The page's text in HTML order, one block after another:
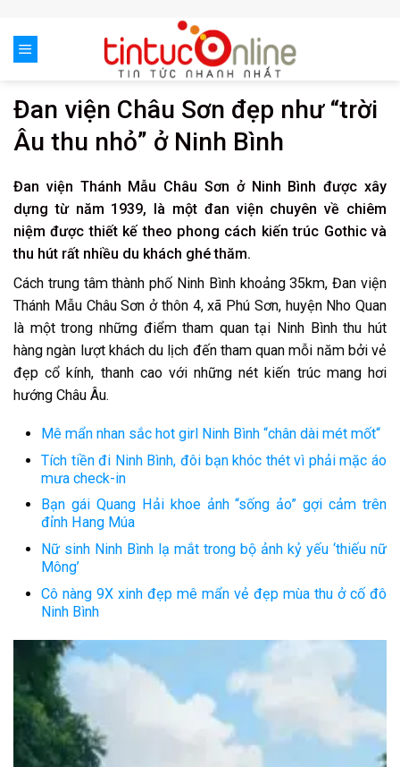
content
Đan viện Châu Sơn đẹp như “trời
Âu thu nhỏ” ở Ninh Bình
Đan viện Thánh Mẫu Châu Sơn ở Ninh Bình được xây
dựng từ năm 1939, là một đan viện chuyên về chiêm
niệm được thiết kế theo phong cách kiến trúc Gothic và
thu hút rất nhiều du khách ghé thăm.
Cách trung tâm thành phố Ninh Bình khoảng 35km, Đan viện
Thánh Mẫu Châu Sơn ở thôn 4, xã Phú Sơn, huyện Nho Quan
là một trong những điểm tham quan tại Ninh Bình thu hút
hàng ngàn lượt khách du lịch đến tham quan mỗi năm bởi vẻ
đẹp cổ kính, thanh cao với những nét kiến trúc mang hơi
hướng Châu Âu.
Mê mẩn nhan sắc hot girl Ninh Bình “chân dài mét mốt“
Tích tiền đi Ninh Bình, đôi bạn khóc thét vì phải mặc áo
mưa check-in
Bạn gái Quang Hải khoe ảnh “sống ảo” gợi cảm trên
đỉnh Hang Múa
Nữ sinh Ninh Bình lạ mắt trong bộ ảnh kỷ yếu ‘thiếu nữ
Mông’
Cô nàng 9X xinh đẹp mê mẩn vẻ đẹp mùa thu ở cố đô
Ninh Bình